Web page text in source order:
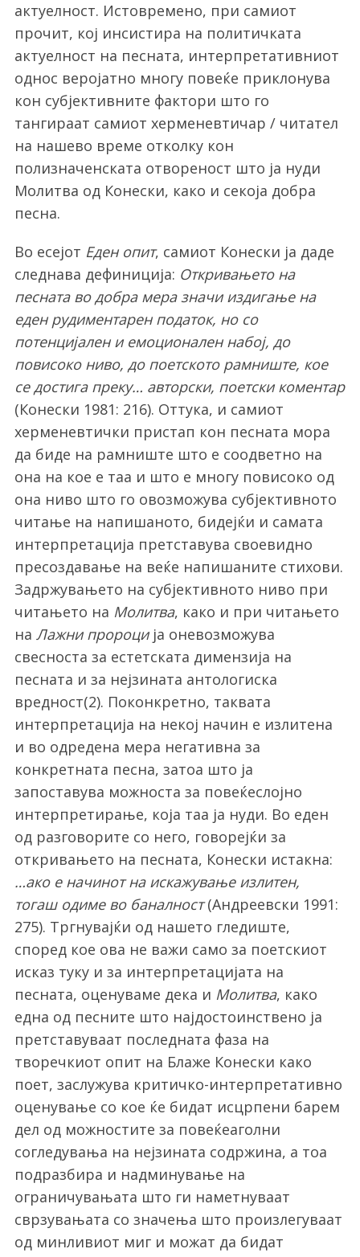
актуелност. Истовремено, при самиот
прочит, кој инсистира на политичката
актуелност на песната, интерпретативниот
однос веројатно многу повеќе приклонува
кон субјективните фактори што го
тангираат самиот херменевтичар / читател
на нашево време отколку кон
полизначенската отвореност што ја нуди
Молитва од Конески, како и секоја добра
песна.
Во есејот Еден опит, самиот Конески ја даде
следнава дефиниција: Откривањето на
песната во добра мера значи издигање на
еден рудиментарен податок, но со
потенцијален и емоционален набој, до
повисоко ниво, до поетското рамниште, кое
се достига преку… авторски, поетски коментар
(Конески 1981: 216). Оттука, и самиот
херменевтички пристап кон песната мора
да биде на рамниште што е соодветно на
она на кое е таа и што е многу повисоко од
она ниво што го овозможува субјективното
читање на напишаното, бидејќи и самата
интерпретација претставува своевидно
пресоздавање на веќе напишаните стихови.
Задржувањето на субјективното ниво при
читањето на Молитва, како и при читањето
на Лажни пророција оневозможува
свесноста за естетската димензија на
песната и за нејзината антологиска
вредност(2). Поконкретно, таквата
интерпретација на некој начин е излитена
и во одредена мера негативна за
конкретната песна, затоа што ја
запоставува можноста за повеќеслојно
интерпретирање, која таа ја нуди. Во еден
од разговорите со него, говорејќи за
откривањето на песната, Конески истакна:
…ако е начинот на искажување излитен,
тогаш одиме во баналност(Андреевски 1991:
275). Тргнувајќи од нашето гледиште,
според кое ова не важи само за поетскиот
исказ туку и за интерпретацијата на
песната, оценуваме дека и Молитва, како
една од песните што најдостоинствено ја
претставуваат последната фаза на
творечкиот опит на Блаже Конески како
поет, заслужува критичко-интерпретативно
оценување со кое ќе бидат исцрпени барем
дел од можностите за повеќеаголни
согледувања на нејзината содржина, а тоа
подразбира и надминување на
ограничувањата што ги наметнуваат
сврзувањата со значења што произлегуваат
од минливиот миг и можат да бидат